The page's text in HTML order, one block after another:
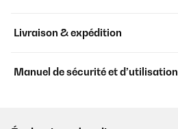
Livraison & expédition
Manuel de sécurité et d’utilisation